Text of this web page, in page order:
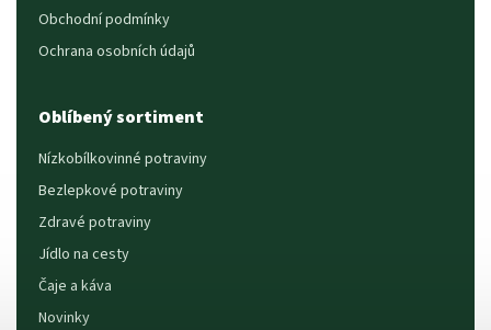
Obchodní podmínky
Ochrana osobních údajů
Oblíbený sortiment
Nízkobílkovinné potraviny
Bezlepkové potraviny
Zdravé potraviny
Jídlo na cesty
Čaje a káva
Novinky